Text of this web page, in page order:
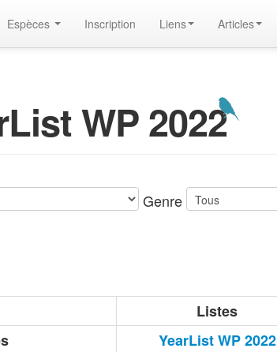
Espèces Inscription Liens Articles
WP 2022
Genre
Listes
YearList WP 2022